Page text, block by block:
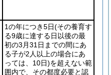
1の年につき5日(その養育す
る9歳に達する日以後の最
初の3月31日までの間にあ
る子が2人以上の場合にあ
っては、10日)を超えない範
囲内で、その都度必要と認